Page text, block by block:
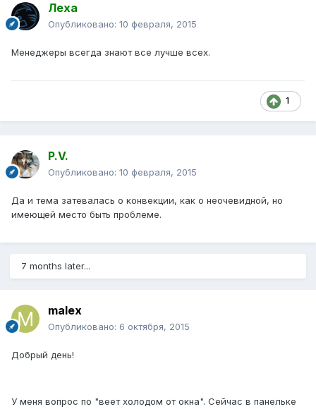
Леха
Опубликовано: 10 февраля, 2015
Менеджеры всегда знают все лучше всех.
1
P.V.
Опубликовано: 10 февраля, 2015
Да и тема затевалась о конвекции, как о неочевидной, но
имеющей место быть проблеме.
7 months later...
malex
Опубликовано: 6 октября, 2015
Добрый день!
У меня вопрос по "веет холодом от окна". Сейчас в панельке